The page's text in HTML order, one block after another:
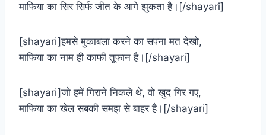
माफिया का सिर सिर्फ जीत के आगे झुकता है।[/shayari]
[shayari]हमसे मुकाबला करने का सपना मत देखो,
माफिया का नाम ही काफी तूफान है।[/shayari]
[shayari]जो हमें गिराने निकले थे, वो खुद गिर गए,
माफिया का खेल सबकी समझ से बाहर है।[/shayari]